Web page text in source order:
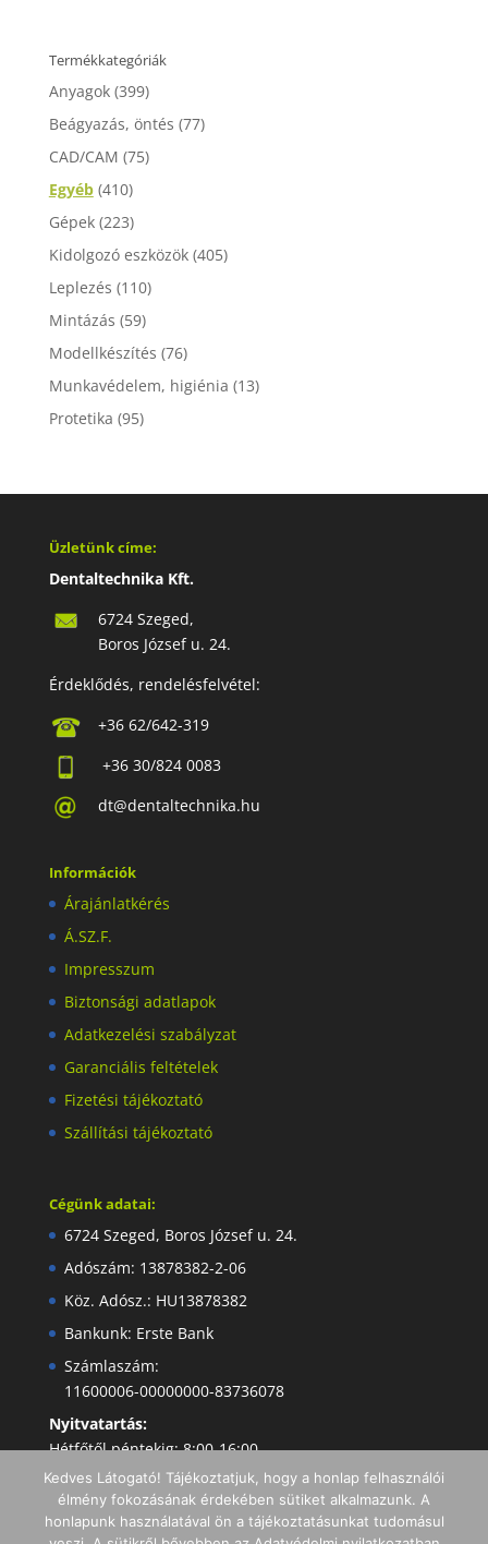
Termékkategóriák
Anyagok (399)
Beágyazás, öntés (77)
CAD/CAM (75)
Egyéb (410)
Gépek (223)
Kidolgozó eszközök (405)
Leplezés (110)
Mintázás (59)
Modellkészítés (76)
Munkavédelem, higiénia (13)
Protetika (95)
Üzletünk címe:
Dentaltechnika Kft.
6724 Szeged,
Boros József u. 24.
Érdeklődés, rendelésfelvétel:
+36 62/642-319
+36 30/824 0083
dt@dentaltechnika.hu
Információk
Árajánlatkérés
Á.SZ.F.
Impresszum
Biztonsági adatlapok
Adatkezelési szabályzat
Garanciális feltételek
Fizetési tájékoztató
Szállítási tájékoztató
Cégünk adatai:
6724 Szeged, Boros József u. 24.
Adószám: 13878382-2-06
Köz. Adósz.: HU13878382
Bankunk: Erste Bank
Számlaszám:
11600006-00000000-83736078
Nyitvatartás:
Hétfőtől péntekig: 8:00-16:00
Kedves Látogató! Tájékoztatjuk, hogy a honlap felhasználói
élmény fokozásának érdekében sütiket alkalmazunk. A
honlapunk használatával ön a tájékoztatásunkat tudomásul